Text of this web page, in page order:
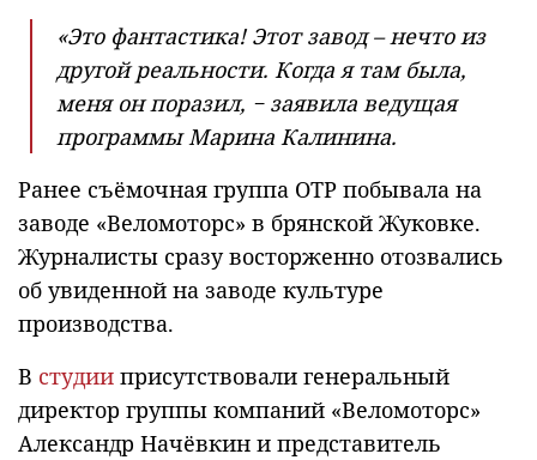
«Это фантастика! Этот завод – нечто из
другой реальности. Когда я там была,
меня он поразил, − заявила ведущая
программы Марина Калинина.
Ранее съёмочная группа ОТР побывала на
заводе «Веломоторс» в брянской Жуковке.
Журналисты сразу восторженно отозвались
об увиденной на заводе культуре
производства.
В студии присутствовали генеральный
директор группы компаний «Веломоторс»
Александр Начёвкин и представитель